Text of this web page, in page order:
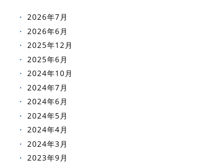
2026年7月
2026年6月
2025年12月
2025年6月
2024年10月
2024年7月
2024年6月
2024年5月
2024年4月
2024年3月
2023年9月